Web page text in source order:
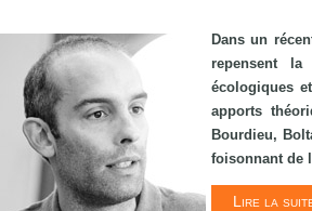
Dans un
repensent
écologiques
apports
Bourdieu,
foisonnant de
Lire la